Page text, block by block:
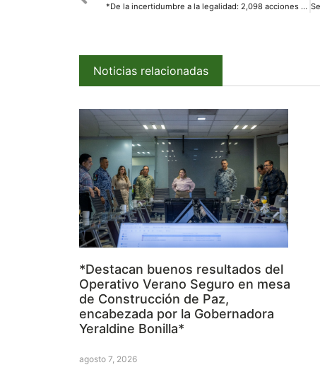
*De la incertidumbre a la legalidad: 2,098 acciones de certeza jurídica transforman el patrimonio de las familias en Badiraguato*
Noticias relacionadas
*Destacan buenos resultados del
Operativo Verano Seguro en mesa
de Construcción de Paz,
encabezada por la Gobernadora
Yeraldine Bonilla*
agosto 7, 2026